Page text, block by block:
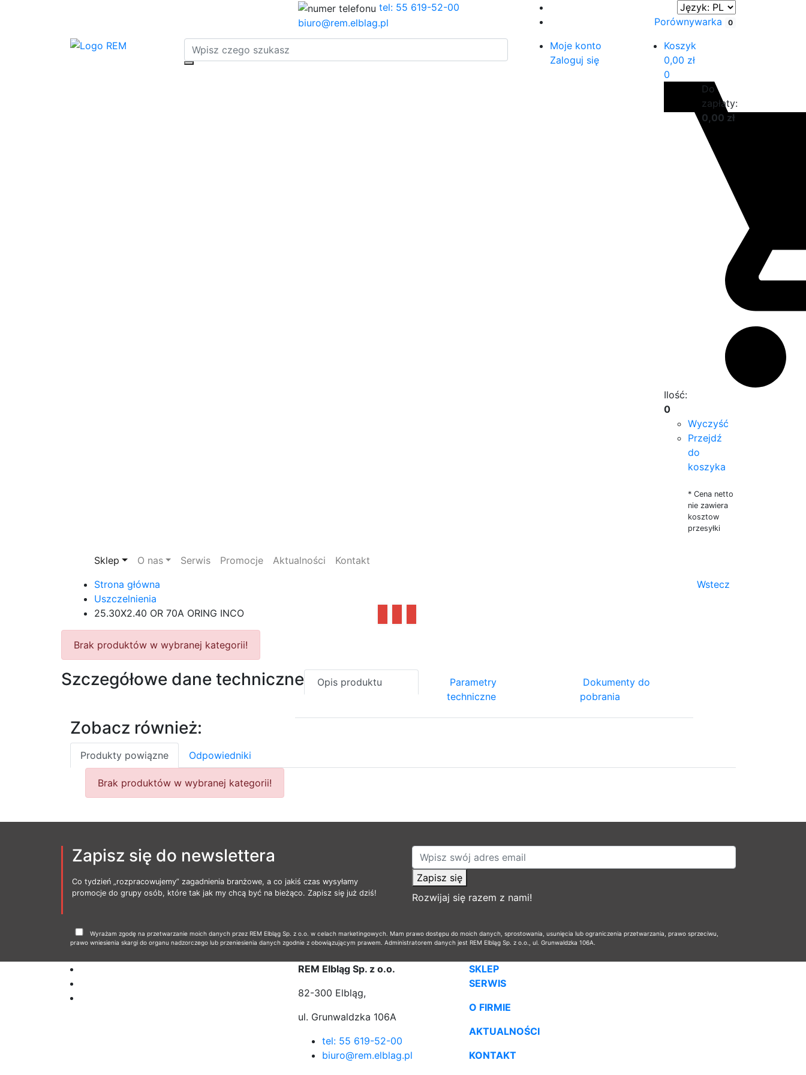
tel: 55 619-52-00
biuro@rem.elblag.pl
Porównywarka 0
Moje konto
Zaloguj się
Koszyk
0,00 zł
0
Ilość:
0
Do
zapłaty:
0,00 zł
Wyczyść
Przejdź
do
koszyka
* Cena netto
nie zawiera
kosztow
przesyłki
Sklep O nas Serwis Promocje Aktualności
Kontakt
Strona główna
Uszczelnienia
25.30X2.40 OR 70A ORING INCO
Wstecz
Brak produktów w wybranej kategorii!
Szczegółowe dane techniczne Opis produktu
Parametry
techniczne
Dokumenty do
pobrania
Zobacz również:
Produkty powiązne Odpowiedniki
Brak produktów w wybranej kategorii!
Zapisz się do newslettera
Co tydzień „rozpracowujemy” zagadnienia branżowe, a co jakiś czas wysyłamy
promocje do grupy osób, które tak jak my chcą być na bieżąco. Zapisz się już dziś!
Zapisz się
Rozwijaj się razem z nami!
Wyrażam zgodę na przetwarzanie moich danych przez REM Elbląg Sp. z o.o. w celach marketingowych. Mam prawo dostępu do moich danych, sprostowania, usunięcia lub ograniczenia przetwarzania, prawo sprzeciwu,
prawo wniesienia skargi do organu nadzorczego lub przeniesienia danych zgodnie z obowiązującym prawem. Administratorem danych jest REM Elbląg Sp. z o.o., ul. Grunwaldzka 106A.
REM Elbląg Sp. z o.o.
82-300 Elbląg,
ul. Grunwaldzka 106A
tel: 55 619-52-00
biuro@rem.elblag.pl
SKLEP
SERWIS
O FIRMIE
AKTUALNOŚCI
KONTAKT